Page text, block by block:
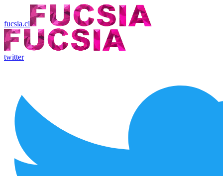
fucsia.cl
twitter